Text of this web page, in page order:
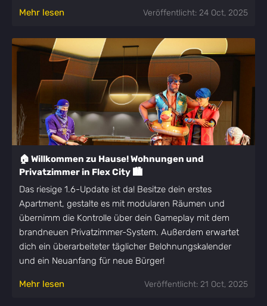
Mehr lesen Veröffentlicht: 24 Oct, 2025
🏠 Willkommen zu Hause! Wohnungen und
Privatzimmer in Flex City 🏙️
Das riesige 1.6-Update ist da! Besitze dein erstes
Apartment, gestalte es mit modularen Räumen und
übernimm die Kontrolle über dein Gameplay mit dem
brandneuen Privatzimmer-System. Außerdem erwartet
dich ein überarbeiteter täglicher Belohnungskalender
und ein Neuanfang für neue Bürger!
Mehr lesen Veröffentlicht: 21 Oct, 2025